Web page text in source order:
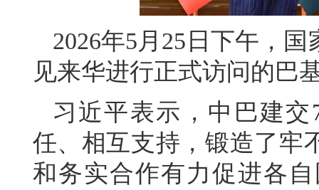
2026年5月25日下午，
见来华进行正式访问的巴
习近平表示，中巴建
任、相互支持，锻造了牢
和务实合作有力促进各